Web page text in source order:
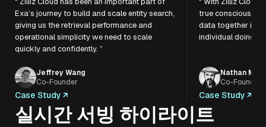
Exa’s journey to build and scale entity search,
giving us the retrieval performance and
operational simplicity we need to scale
quickly and confidently. ”
Jeffrey Wang
Co-Founder
Case Study
true
data together in
individual doing
Nathan
Co-Founder
Case Study
실시간 서빙 하이라이트